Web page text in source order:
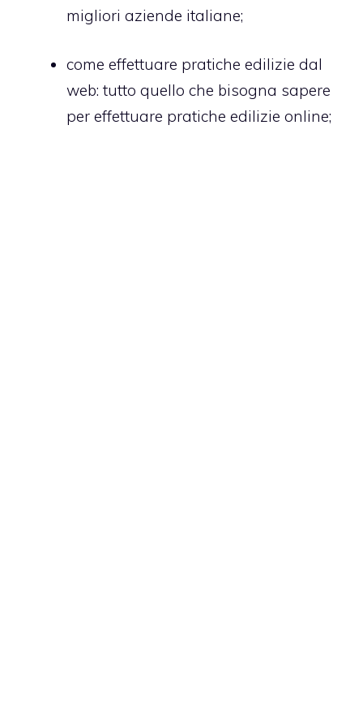
migliori aziende italiane;
come effettuare pratiche edilizie dal
web: tutto quello che bisogna sapere
per effettuare pratiche edilizie online;